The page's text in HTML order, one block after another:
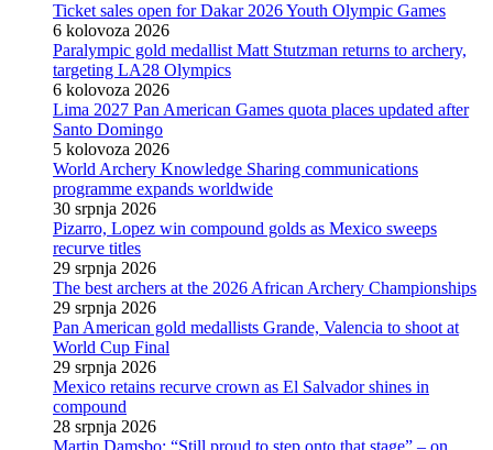
Ticket sales open for Dakar 2026 Youth Olympic Games
6 kolovoza 2026
Paralympic gold medallist Matt Stutzman returns to archery,
targeting LA28 Olympics
6 kolovoza 2026
Lima 2027 Pan American Games quota places updated after
Santo Domingo
5 kolovoza 2026
World Archery Knowledge Sharing communications
programme expands worldwide
30 srpnja 2026
Pizarro, Lopez win compound golds as Mexico sweeps
recurve titles
29 srpnja 2026
The best archers at the 2026 African Archery Championships
29 srpnja 2026
Pan American gold medallists Grande, Valencia to shoot at
World Cup Final
29 srpnja 2026
Mexico retains recurve crown as El Salvador shines in
compound
28 srpnja 2026